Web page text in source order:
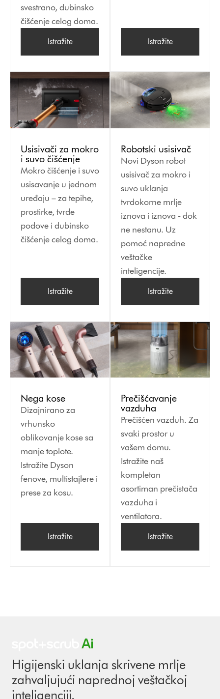
svestrano, dubinsko
čišćenje celog doma.
Istražite Istražite
Usisivači za mokro
i suvo čišćenje
Mokro čišćenje i suvo
usisavanje u jednom
uređaju – za tepihe,
prostirke, tvrde
podove i dubinsko
čišćenje celog doma.
Istražite
Robotski usisivač
Novi Dyson robot
usisivač za mokro i
suvo uklanja
tvrdokorne mrlje
iznova i iznova - dok
ne nestanu. Uz
pomoć napredne
veštačke
inteligencije.
Istražite
Nega kose
Dizajnirano za
vrhunsko
oblikovanje kose sa
manje toplote.
Istražite Dyson
fenove, multistajlere i
prese za kosu.
Istražite
Prečišćavanje
vazduha
Prečišćen vazduh. Za
svaki prostor u
vašem domu.
Istražite naš
kompletan
asortiman prečistača
vazduha i
ventilatora.
Istražite
Higijenski uklanja skrivene mrlje
zahvaljujući naprednoj veštačkoj
inteligenciji.